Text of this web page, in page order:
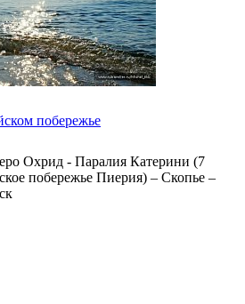
побережье
Охрид - Паралия Катерини (7
побережье Пиерия) – Скопье –